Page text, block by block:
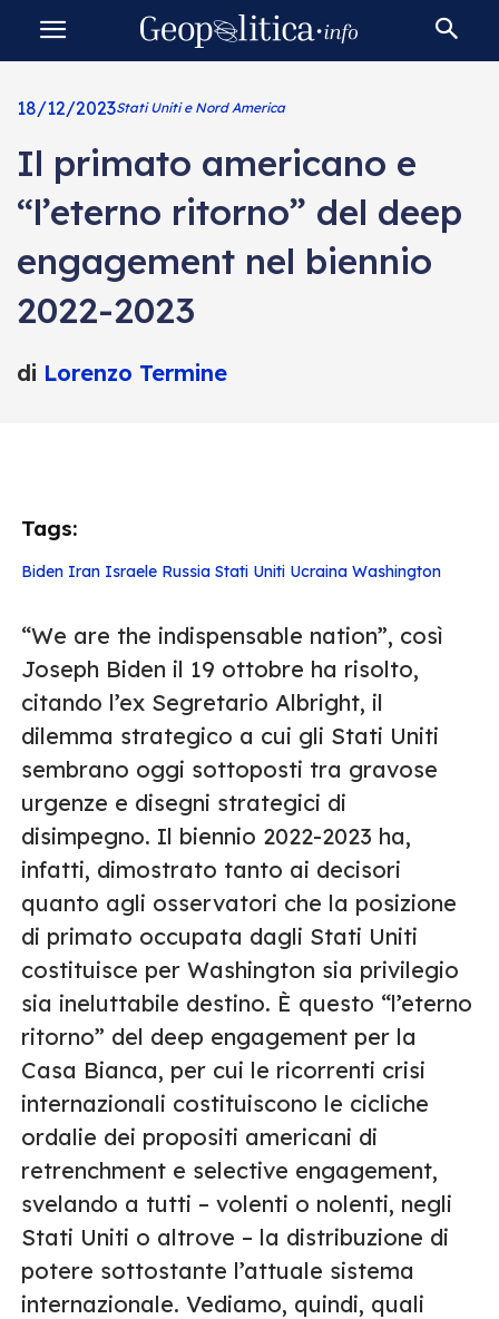
18/12/2023Stati Uniti e Nord America
Il primato americano e
“l’eterno ritorno” del deep
engagement nel biennio
2022-2023
di Lorenzo Termine
Tags:
Biden Iran Israele Russia Stati Uniti Ucraina Washington
“We are the indispensable nation”, così
Joseph Biden il 19 ottobre ha risolto,
citando l’ex Segretario Albright, il
dilemma strategico a cui gli Stati Uniti
sembrano oggi sottoposti tra gravose
urgenze e disegni strategici di
disimpegno. Il biennio 2022-2023 ha,
infatti, dimostrato tanto ai decisori
quanto agli osservatori che la posizione
di primato occupata dagli Stati Uniti
costituisce per Washington sia privilegio
sia ineluttabile destino. È questo “l’eterno
ritorno” del deep engagement per la
Casa Bianca, per cui le ricorrenti crisi
internazionali costituiscono le cicliche
ordalie dei propositi americani di
retrenchment e selective engagement,
svelando a tutti – volenti o nolenti, negli
Stati Uniti o altrove – la distribuzione di
potere sottostante l’attuale sistema
internazionale. Vediamo, quindi, quali